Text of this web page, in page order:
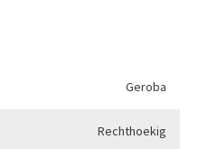
Geroba
Rechthoekig